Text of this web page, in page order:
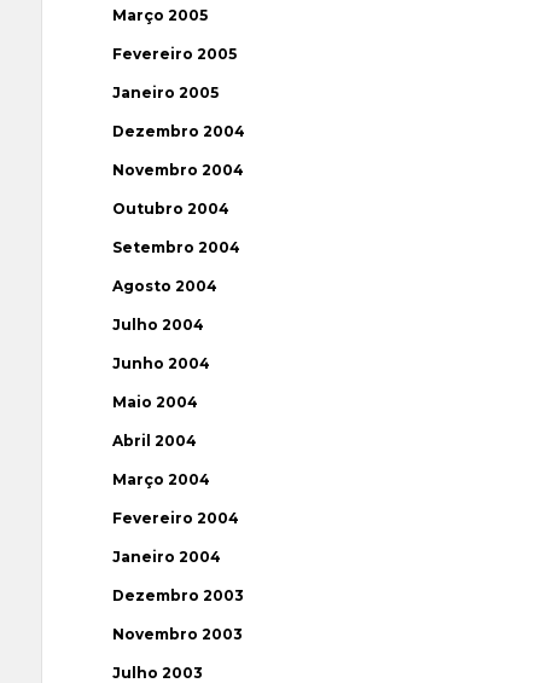
Março 2005
Fevereiro 2005
Janeiro 2005
Dezembro 2004
Novembro 2004
Outubro 2004
Setembro 2004
Agosto 2004
Julho 2004
Junho 2004
Maio 2004
Abril 2004
Março 2004
Fevereiro 2004
Janeiro 2004
Dezembro 2003
Novembro 2003
Julho 2003